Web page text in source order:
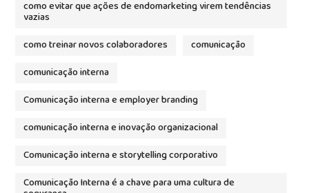
como evitar que ações de endomarketing virem tendências
vazias
como treinar novos colaboradores
comunicação
comunicação interna
Comunicação interna e employer branding
comunicação interna e inovação organizacional
Comunicação interna e storytelling corporativo
Comunicação Interna é a chave para uma cultura de